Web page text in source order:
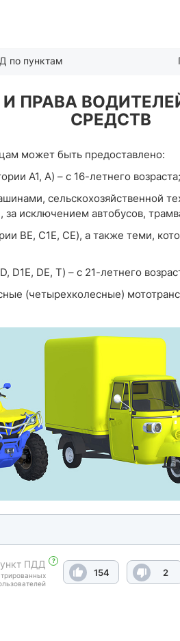
по пунктам
И ПРАВА
СРЕДСТВ
может быть предоставлено:
А1, А) – с 16-летнего возраста;
сельскохозяйственной
исключением автобусов,
ВЕ, С1Е, СЕ), а также теми,
D1Е, DЕ, Т) – с 21-летнего
(четырехколесные)
ПДД ?
154 2